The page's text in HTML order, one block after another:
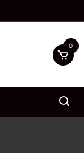
0